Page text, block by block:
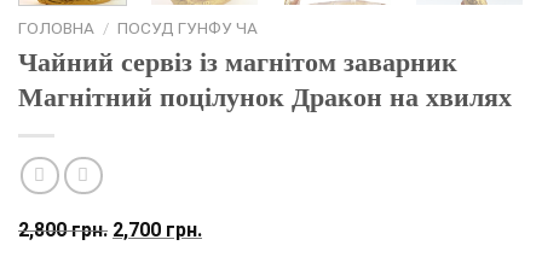
ГОЛОВНА / ПОСУД ГУНФУ ЧА
Чайний сервіз із магнітом заварник
Магнітний поцілунок Дракон на хвилях
2,800грн. Оригінальна
2,700 грн.Поточна